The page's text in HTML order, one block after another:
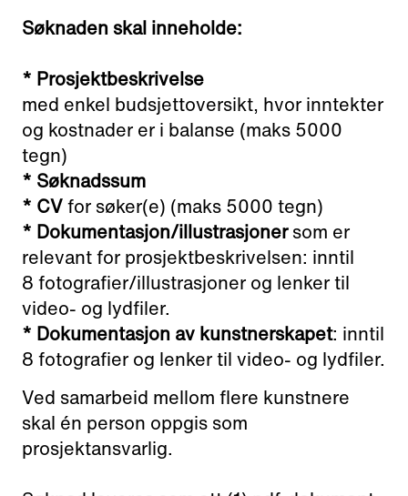
Søknaden skal inneholde:
* Prosjektbeskrivelse
med enkel budsjettoversikt, hvor inntekter
og kostnader er i balanse (maks 5000
tegn)
* Søknadssum
* CVfor søker(e) (maks 5000 tegn)
* Dokumentasjon/illustrasjonersom er
relevant for prosjektbeskrivelsen: inntil
8 fotografier/illustrasjoner og lenker til
video- og lydfiler.
* Dokumentasjon av kunstnerskapet: inntil
8 fotografier og lenker til video- og lydfiler.
Ved samarbeid mellom flere kunstnere
skal én person oppgis som
prosjektansvarlig.